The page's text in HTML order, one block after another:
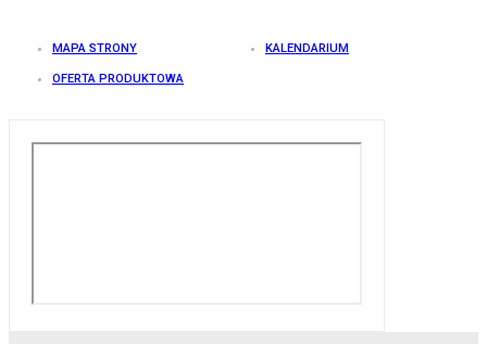
MAPA STRONY KALENDARIUM
OFERTA PRODUKTOWA